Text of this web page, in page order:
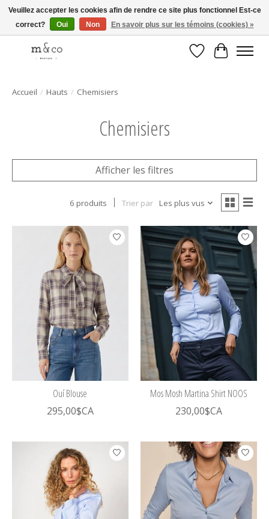
Livraison gratuite avec tout achat de 250$ et plus
Liste dePanier
Accueil / Hauts / Chemisiers
Chemisiers
Afficher les filtres
6 produits Trier par Les plus vus
Ouí Blouse
295,00$CA
Mos Mosh Martina Shirt NOOS
230,00$CA
Veuillez accepter les cookies afin de rendre ce site plus fonctionnel Est-ce
correct?
Oui Non En savoir plus sur les témoins (cookies) »